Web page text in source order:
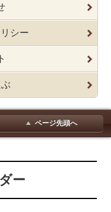
シー
ページ先頭へ
ー